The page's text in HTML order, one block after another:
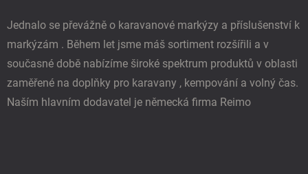
Jednalo se převážně o karavanové markýzy a příslušenství k
markýzám . Během let jsme máš sortiment rozšířili a v
současné době nabízíme široké spektrum produktů v oblasti
zaměřené na doplňky pro karavany , kempování a volný čas.
Naším hlavním dodavatel je německá firma Reimo